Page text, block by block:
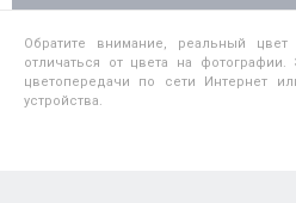
Обратите внимание, реальный цвет
отличаться от цвета на
цветопередачи по сети Интернет
устройства.